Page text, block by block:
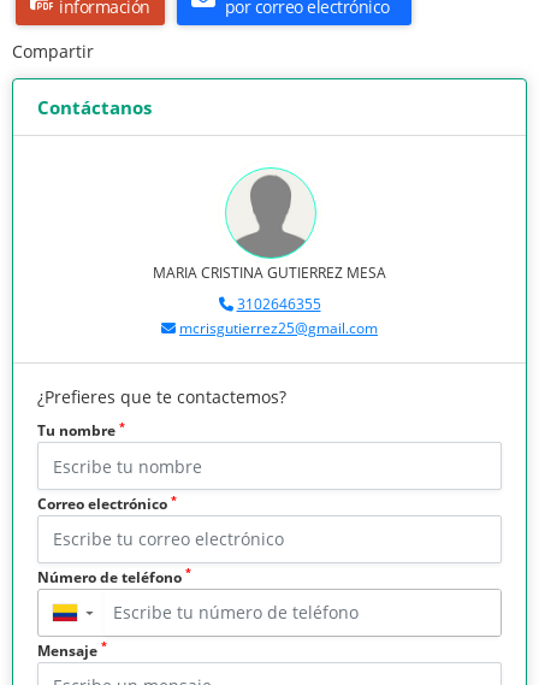
información
por correo electrónico
Compartir
Contáctanos
MARIA CRISTINA GUTIERREZ MESA
3102646355
mcrisgutierrez25@gmail.com
¿Prefieres que te contactemos?
Tu nombre *
Correo electrónico *
Número de teléfono *
▼
Mensaje *